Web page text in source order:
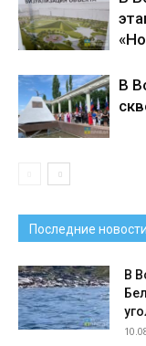
В
Последние новости
В